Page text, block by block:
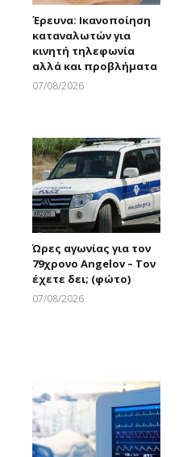
Έρευνα: Ικανοποίηση
καταναλωτών για
κινητή τηλεφωνία
αλλά και προβλήματα
07/08/2026
Ώρες αγωνίας για τον
79χρονο Angelov – Τον
έχετε δει; (φώτο)
07/08/2026